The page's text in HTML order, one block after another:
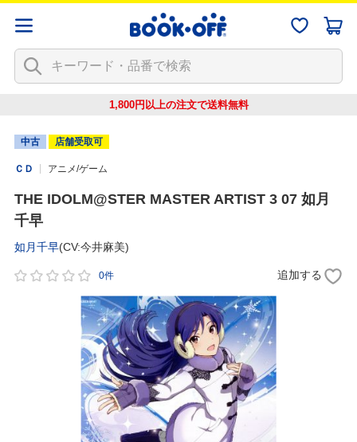
1,800円以上の注文で送料無料
中古 店舗受取可
ＣＤ アニメ/ゲーム
THE IDOLM@STER MASTER ARTIST 3 07 如月
千早
如月千早(CV:今井麻美)
0件 追加する